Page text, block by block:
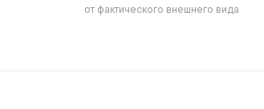
от фактического внешнего вида